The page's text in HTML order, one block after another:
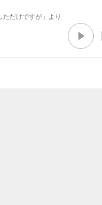
ただけですが」より